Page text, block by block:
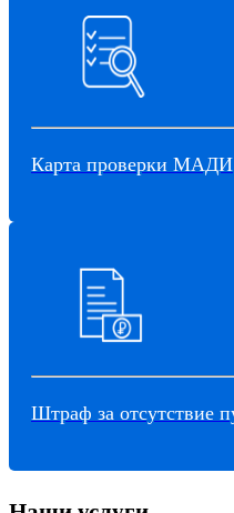
Карта проверки МАДИ
Штраф за отсутствие